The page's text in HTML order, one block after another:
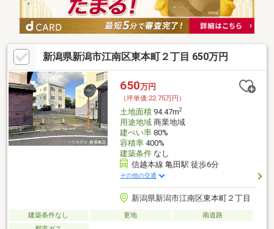
新潟県新潟市江南区東本町２丁目 650万円
650万円
（坪単価:22.75万円）
土地面積94.47m2
用途地域商業地域
建ぺい率80%
容積率400%
建築条件なし
信越本線 亀田駅 徒歩6分
その他の交通
新潟県新潟市江南区東本町２丁目
建築条件なし 更地
南道路